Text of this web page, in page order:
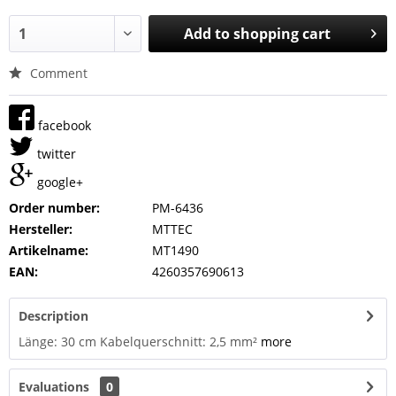
Add toshopping cart
Comment
facebook
twitter
google+
Order number:
PM-6436
Hersteller:
MTTEC
Artikelname:
MT1490
EAN:
4260357690613
Description
Länge: 30 cm Kabelquerschnitt: 2,5 mm² more
Evaluations
0